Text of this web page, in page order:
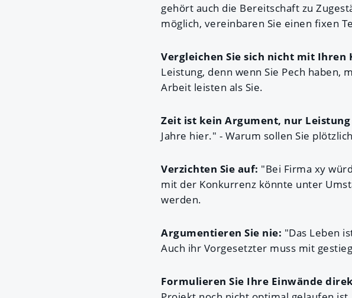
gehört auch die Bereitschaft zu
möglich, vereinbaren Sie einen fixen
Vergleichen Sie sich nicht mit Ihren
Leistung, denn wenn Sie Pech haben,
Arbeit leisten als Sie.
Zeit ist kein Argument, nur Leistung
Jahre hier." - Warum sollen Sie
Verzichten Sie auf: "Bei Firma xy
mit der Konkurrenz könnte unter
werden.
Argumentieren Sie nie: "Das Leben
Auch ihr Vorgesetzter muss mit
Formulieren Sie Ihre Einwände